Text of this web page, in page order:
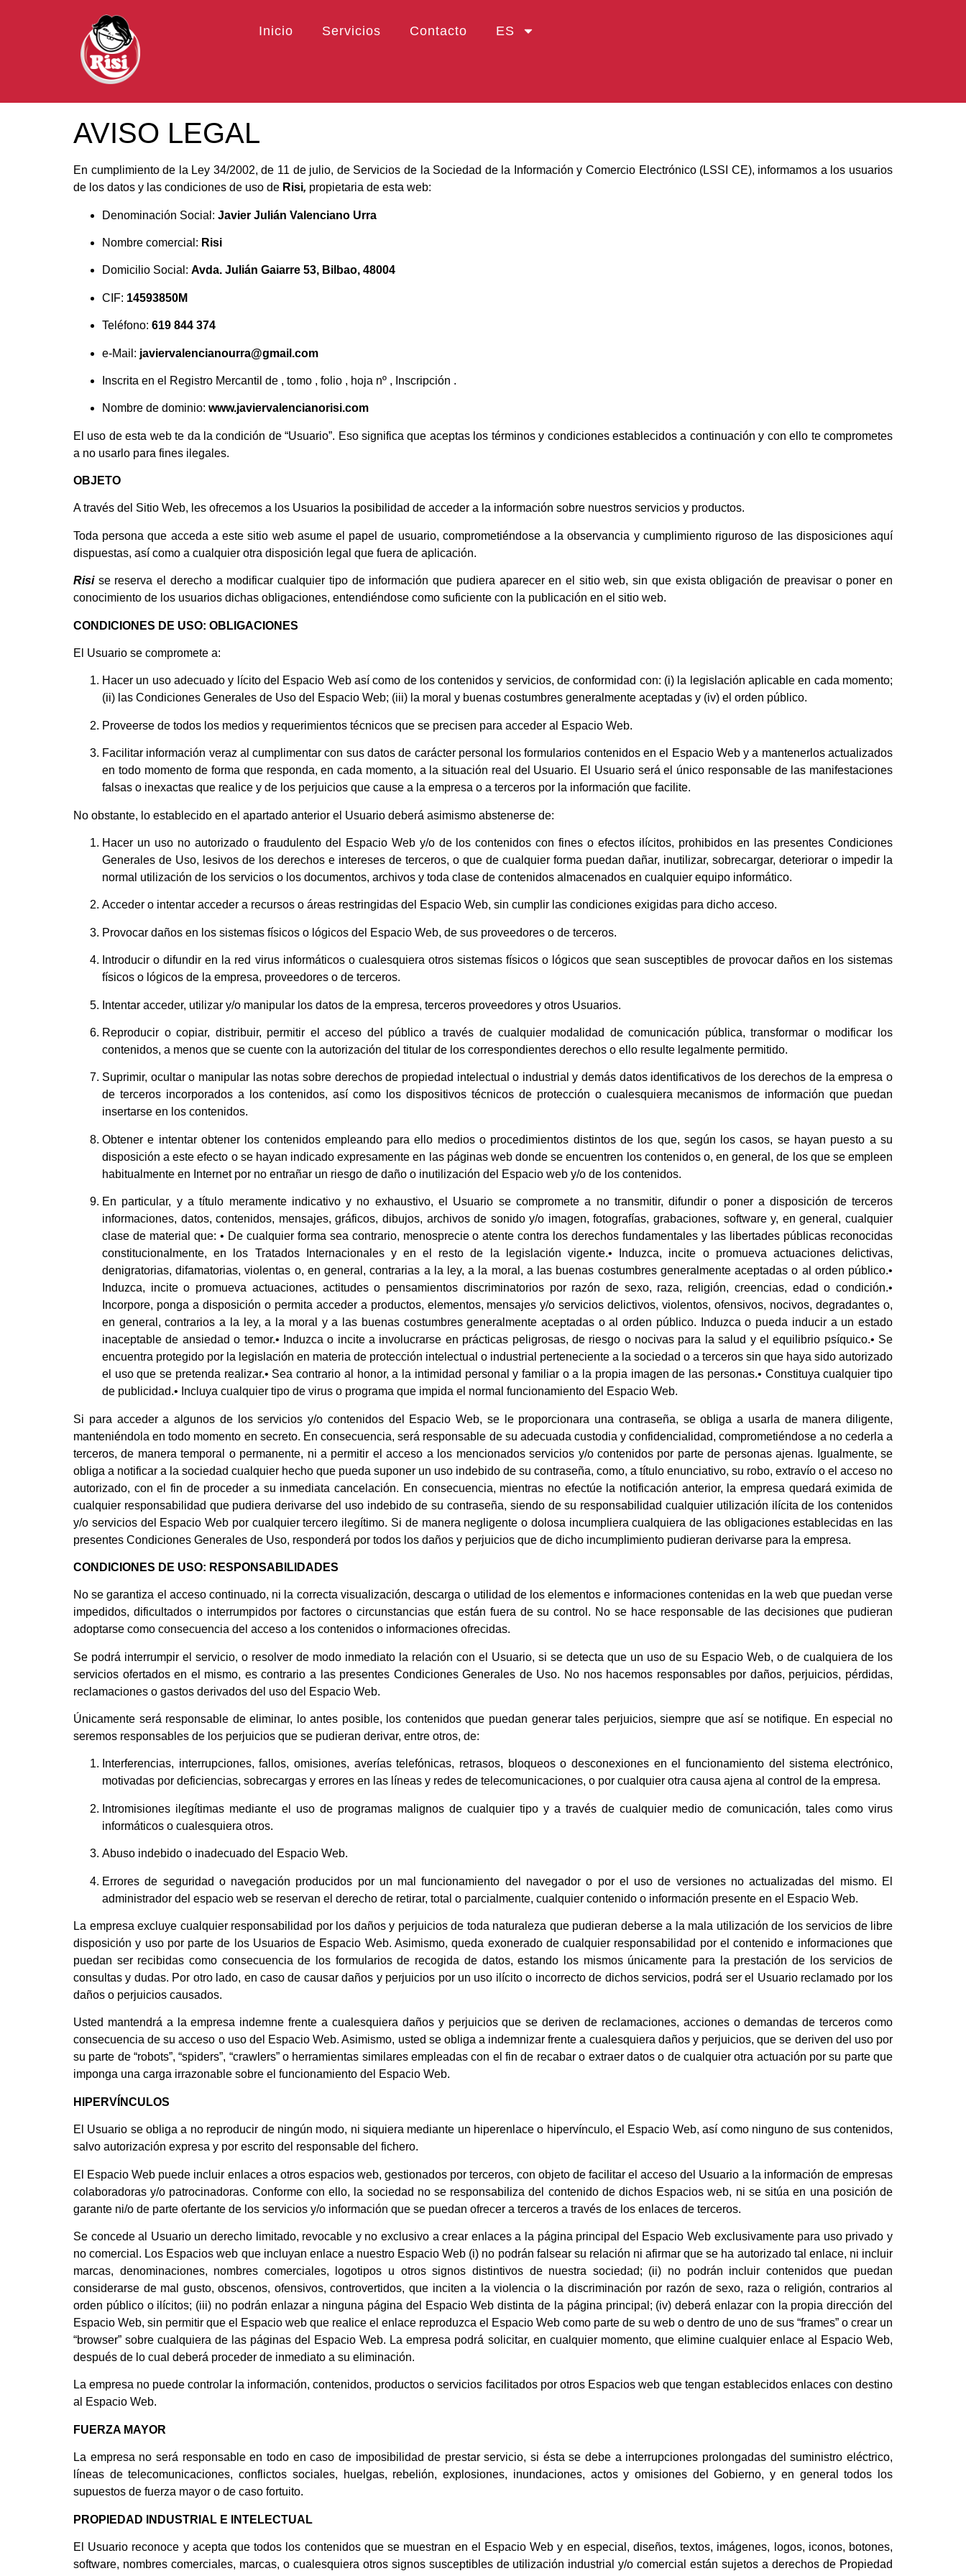
Inicio Servicios Contacto ES
AVISO LEGAL
En cumplimiento de la Ley 34/2002, de 11 de julio, de Servicios de la Sociedad de la Información y Comercio Electrónico (LSSI CE), informamos a los usuarios
de los datos y las condiciones de uso de Risi, propietaria de esta web:
Denominación Social: Javier Julián Valenciano Urra
Nombre comercial: Risi
Domicilio Social: Avda. Julián Gaiarre 53, Bilbao, 48004
CIF: 14593850M
Teléfono: 619 844 374
e-Mail: javiervalencianourra@gmail.com
Inscrita en el Registro Mercantil de , tomo , folio , hoja nº , Inscripción .
Nombre de dominio: www.javiervalencianorisi.com
El uso de esta web te da la condición de “Usuario”. Eso significa que aceptas los términos y condiciones establecidos a continuación y con ello te comprometes
a no usarlo para fines ilegales.
OBJETO
A través del Sitio Web, les ofrecemos a los Usuarios la posibilidad de acceder a la información sobre nuestros servicios y productos.
Toda persona que acceda a este sitio web asume el papel de usuario, comprometiéndose a la observancia y cumplimiento riguroso de las disposiciones aquí
dispuestas, así como a cualquier otra disposición legal que fuera de aplicación.
Risi se reserva el derecho a modificar cualquier tipo de información que pudiera aparecer en el sitio web, sin que exista obligación de preavisar o poner en
conocimiento de los usuarios dichas obligaciones, entendiéndose como suficiente con la publicación en el sitio web.
CONDICIONES DE USO: OBLIGACIONES
El Usuario se compromete a:
Hacer un uso adecuado y lícito del Espacio Web así como de los contenidos y servicios, de conformidad con: (i) la legislación aplicable en cada momento;
(ii) las Condiciones Generales de Uso del Espacio Web; (iii) la moral y buenas costumbres generalmente aceptadas y (iv) el orden público.
Proveerse de todos los medios y requerimientos técnicos que se precisen para acceder al Espacio Web.
Facilitar información veraz al cumplimentar con sus datos de carácter personal los formularios contenidos en el Espacio Web y a mantenerlos actualizados
en todo momento de forma que responda, en cada momento, a la situación real del Usuario. El Usuario será el único responsable de las manifestaciones
falsas o inexactas que realice y de los perjuicios que cause a la empresa o a terceros por la información que facilite.
No obstante, lo establecido en el apartado anterior el Usuario deberá asimismo abstenerse de:
Hacer un uso no autorizado o fraudulento del Espacio Web y/o de los contenidos con fines o efectos ilícitos, prohibidos en las presentes Condiciones
Generales de Uso, lesivos de los derechos e intereses de terceros, o que de cualquier forma puedan dañar, inutilizar, sobrecargar, deteriorar o impedir la
normal utilización de los servicios o los documentos, archivos y toda clase de contenidos almacenados en cualquier equipo informático.
Acceder o intentar acceder a recursos o áreas restringidas del Espacio Web, sin cumplir las condiciones exigidas para dicho acceso.
Provocar daños en los sistemas físicos o lógicos del Espacio Web, de sus proveedores o de terceros.
Introducir o difundir en la red virus informáticos o cualesquiera otros sistemas físicos o lógicos que sean susceptibles de provocar daños en los sistemas
físicos o lógicos de la empresa, proveedores o de terceros.
Intentar acceder, utilizar y/o manipular los datos de la empresa, terceros proveedores y otros Usuarios.
Reproducir o copiar, distribuir, permitir el acceso del público a través de cualquier modalidad de comunicación pública, transformar o modificar los
contenidos, a menos que se cuente con la autorización del titular de los correspondientes derechos o ello resulte legalmente permitido.
Suprimir, ocultar o manipular las notas sobre derechos de propiedad intelectual o industrial y demás datos identificativos de los derechos de la empresa o
de terceros incorporados a los contenidos, así como los dispositivos técnicos de protección o cualesquiera mecanismos de información que puedan
insertarse en los contenidos.
Obtener e intentar obtener los contenidos empleando para ello medios o procedimientos distintos de los que, según los casos, se hayan puesto a su
disposición a este efecto o se hayan indicado expresamente en las páginas web donde se encuentren los contenidos o, en general, de los que se empleen
habitualmente en Internet por no entrañar un riesgo de daño o inutilización del Espacio web y/o de los contenidos.
En particular, y a título meramente indicativo y no exhaustivo, el Usuario se compromete a no transmitir, difundir o poner a disposición de terceros
informaciones, datos, contenidos, mensajes, gráficos, dibujos, archivos de sonido y/o imagen, fotografías, grabaciones, software y, en general, cualquier
clase de material que: • De cualquier forma sea contrario, menosprecie o atente contra los derechos fundamentales y las libertades públicas reconocidas
constitucionalmente, en los Tratados Internacionales y en el resto de la legislación vigente.• Induzca, incite o promueva actuaciones delictivas,
denigratorias, difamatorias, violentas o, en general, contrarias a la ley, a la moral, a las buenas costumbres generalmente aceptadas o al orden público.•
Induzca, incite o promueva actuaciones, actitudes o pensamientos discriminatorios por razón de sexo, raza, religión, creencias, edad o condición.•
Incorpore, ponga a disposición o permita acceder a productos, elementos, mensajes y/o servicios delictivos, violentos, ofensivos, nocivos, degradantes o,
en general, contrarios a la ley, a la moral y a las buenas costumbres generalmente aceptadas o al orden público. Induzca o pueda inducir a un estado
inaceptable de ansiedad o temor.• Induzca o incite a involucrarse en prácticas peligrosas, de riesgo o nocivas para la salud y el equilibrio psíquico.• Se
encuentra protegido por la legislación en materia de protección intelectual o industrial perteneciente a la sociedad o a terceros sin que haya sido autorizado
el uso que se pretenda realizar.• Sea contrario al honor, a la intimidad personal y familiar o a la propia imagen de las personas.• Constituya cualquier tipo
de publicidad.• Incluya cualquier tipo de virus o programa que impida el normal funcionamiento del Espacio Web.
Si para acceder a algunos de los servicios y/o contenidos del Espacio Web, se le proporcionara una contraseña, se obliga a usarla de manera diligente,
manteniéndola en todo momento en secreto. En consecuencia, será responsable de su adecuada custodia y confidencialidad, comprometiéndose a no cederla a
terceros, de manera temporal o permanente, ni a permitir el acceso a los mencionados servicios y/o contenidos por parte de personas ajenas. Igualmente, se
obliga a notificar a la sociedad cualquier hecho que pueda suponer un uso indebido de su contraseña, como, a título enunciativo, su robo, extravío o el acceso no
autorizado, con el fin de proceder a su inmediata cancelación. En consecuencia, mientras no efectúe la notificación anterior, la empresa quedará eximida de
cualquier responsabilidad que pudiera derivarse del uso indebido de su contraseña, siendo de su responsabilidad cualquier utilización ilícita de los contenidos
y/o servicios del Espacio Web por cualquier tercero ilegítimo. Si de manera negligente o dolosa incumpliera cualquiera de las obligaciones establecidas en las
presentes Condiciones Generales de Uso, responderá por todos los daños y perjuicios que de dicho incumplimiento pudieran derivarse para la empresa.
CONDICIONES DE USO: RESPONSABILIDADES
No se garantiza el acceso continuado, ni la correcta visualización, descarga o utilidad de los elementos e informaciones contenidas en la web que puedan verse
impedidos, dificultados o interrumpidos por factores o circunstancias que están fuera de su control. No se hace responsable de las decisiones que pudieran
adoptarse como consecuencia del acceso a los contenidos o informaciones ofrecidas.
Se podrá interrumpir el servicio, o resolver de modo inmediato la relación con el Usuario, si se detecta que un uso de su Espacio Web, o de cualquiera de los
servicios ofertados en el mismo, es contrario a las presentes Condiciones Generales de Uso. No nos hacemos responsables por daños, perjuicios, pérdidas,
reclamaciones o gastos derivados del uso del Espacio Web.
Únicamente será responsable de eliminar, lo antes posible, los contenidos que puedan generar tales perjuicios, siempre que así se notifique. En especial no
seremos responsables de los perjuicios que se pudieran derivar, entre otros, de:
Interferencias, interrupciones, fallos, omisiones, averías telefónicas, retrasos, bloqueos o desconexiones en el funcionamiento del sistema electrónico,
motivadas por deficiencias, sobrecargas y errores en las líneas y redes de telecomunicaciones, o por cualquier otra causa ajena al control de la empresa.
Intromisiones ilegítimas mediante el uso de programas malignos de cualquier tipo y a través de cualquier medio de comunicación, tales como virus
informáticos o cualesquiera otros.
Abuso indebido o inadecuado del Espacio Web.
Errores de seguridad o navegación producidos por un mal funcionamiento del navegador o por el uso de versiones no actualizadas del mismo. El
administrador del espacio web se reservan el derecho de retirar, total o parcialmente, cualquier contenido o información presente en el Espacio Web.
La empresa excluye cualquier responsabilidad por los daños y perjuicios de toda naturaleza que pudieran deberse a la mala utilización de los servicios de libre
disposición y uso por parte de los Usuarios de Espacio Web. Asimismo, queda exonerado de cualquier responsabilidad por el contenido e informaciones que
puedan ser recibidas como consecuencia de los formularios de recogida de datos, estando los mismos únicamente para la prestación de los servicios de
consultas y dudas. Por otro lado, en caso de causar daños y perjuicios por un uso ilícito o incorrecto de dichos servicios, podrá ser el Usuario reclamado por los
daños o perjuicios causados.
Usted mantendrá a la empresa indemne frente a cualesquiera daños y perjuicios que se deriven de reclamaciones, acciones o demandas de terceros como
consecuencia de su acceso o uso del Espacio Web. Asimismo, usted se obliga a indemnizar frente a cualesquiera daños y perjuicios, que se deriven del uso por
su parte de “robots”, “spiders”, “crawlers” o herramientas similares empleadas con el fin de recabar o extraer datos o de cualquier otra actuación por su parte que
imponga una carga irrazonable sobre el funcionamiento del Espacio Web.
HIPERVÍNCULOS
El Usuario se obliga a no reproducir de ningún modo, ni siquiera mediante un hiperenlace o hipervínculo, el Espacio Web, así como ninguno de sus contenidos,
salvo autorización expresa y por escrito del responsable del fichero.
El Espacio Web puede incluir enlaces a otros espacios web, gestionados por terceros, con objeto de facilitar el acceso del Usuario a la información de empresas
colaboradoras y/o patrocinadoras. Conforme con ello, la sociedad no se responsabiliza del contenido de dichos Espacios web, ni se sitúa en una posición de
garante ni/o de parte ofertante de los servicios y/o información que se puedan ofrecer a terceros a través de los enlaces de terceros.
Se concede al Usuario un derecho limitado, revocable y no exclusivo a crear enlaces a la página principal del Espacio Web exclusivamente para uso privado y
no comercial. Los Espacios web que incluyan enlace a nuestro Espacio Web (i) no podrán falsear su relación ni afirmar que se ha autorizado tal enlace, ni incluir
marcas, denominaciones, nombres comerciales, logotipos u otros signos distintivos de nuestra sociedad; (ii) no podrán incluir contenidos que puedan
considerarse de mal gusto, obscenos, ofensivos, controvertidos, que inciten a la violencia o la discriminación por razón de sexo, raza o religión, contrarios al
orden público o ilícitos; (iii) no podrán enlazar a ninguna página del Espacio Web distinta de la página principal; (iv) deberá enlazar con la propia dirección del
Espacio Web, sin permitir que el Espacio web que realice el enlace reproduzca el Espacio Web como parte de su web o dentro de uno de sus “frames” o crear un
“browser” sobre cualquiera de las páginas del Espacio Web. La empresa podrá solicitar, en cualquier momento, que elimine cualquier enlace al Espacio Web,
después de lo cual deberá proceder de inmediato a su eliminación.
La empresa no puede controlar la información, contenidos, productos o servicios facilitados por otros Espacios web que tengan establecidos enlaces con destino
al Espacio Web.
FUERZA MAYOR
La empresa no será responsable en todo en caso de imposibilidad de prestar servicio, si ésta se debe a interrupciones prolongadas del suministro eléctrico,
líneas de telecomunicaciones, conflictos sociales, huelgas, rebelión, explosiones, inundaciones, actos y omisiones del Gobierno, y en general todos los
supuestos de fuerza mayor o de caso fortuito.
PROPIEDAD INDUSTRIAL E INTELECTUAL
El Usuario reconoce y acepta que todos los contenidos que se muestran en el Espacio Web y en especial, diseños, textos, imágenes, logos, iconos, botones,
software, nombres comerciales, marcas, o cualesquiera otros signos susceptibles de utilización industrial y/o comercial están sujetos a derechos de Propiedad